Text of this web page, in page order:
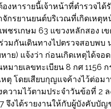
งหารายนี้เจ้าหน้าที่ตำรวจได้
จักรยานยนต์บริเวณที่เกิดเหตุ
พชรเกษม 63 แขวงหลักสอง เ
วมกันเดินทางไปตรวจสอบพบ
าย) แจ้งว่า ก่อนเกิดเหตุได้จอ
มายเลขทะเบียน 8 กศ 1156 ก
หตุ โดยเสียบกุญแจค้างไว้ต่อม
ความไว้ตามประจำวันข้อที่ 2
จึงได้รายงานให้กับผู้บังคับบัญ